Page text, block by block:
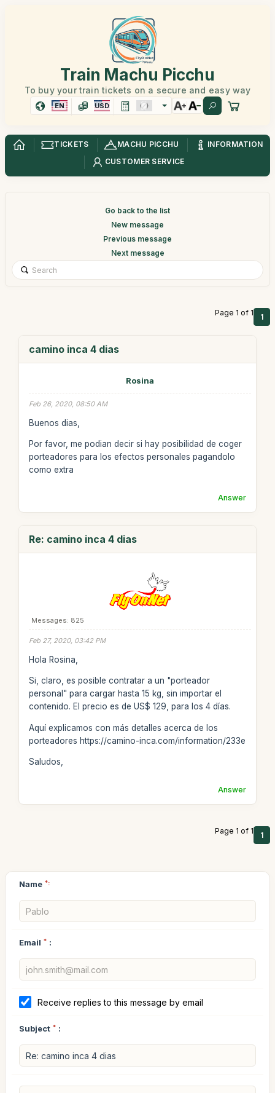
Train Machu Picchu
To buy your train tickets on a secure and easy way
EN USD
TICKETS MACHU PICCHU
INFORMATION
CUSTOMER SERVICE
Go back to the list
New message
Previous message
Next message
Page 1 of 1 1
camino inca 4 dias
Rosina
Feb 26, 2020, 08:50 AM
Buenos dias,
Por favor, me podian decir si hay posibilidad de coger
porteadores para los efectos personales pagandolo
como extra
Answer
Re: camino inca 4 dias
Messages: 825
Feb 27, 2020, 03:42 PM
Hola Rosina,
Si, claro, es posible contratar a un "porteador
personal" para cargar hasta 15 kg, sin importar el
contenido. El precio es de US$ 129, para los 4 días.
Aquí explicamos con más detalles acerca de los
porteadores https://camino-inca.com/information/233e
Saludos,
Answer
Page 1 of 1 1
Name *:
Email * :
Receive replies to this message by email
Subject * :